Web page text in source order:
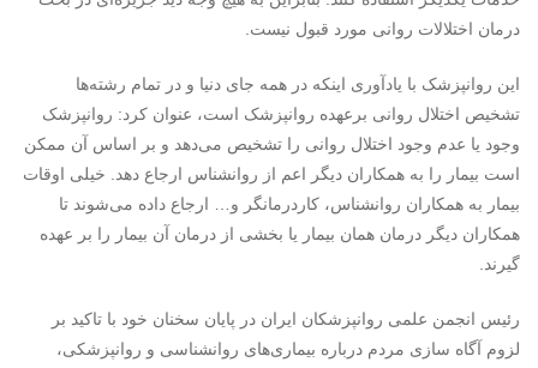
درمان اختلالات روانی مورد قبول نیست.
این روانپزشک با یادآوری اینکه در همه جای دنیا و در تمام رشته‌ها
تشخیص اختلال روانی برعهده روانپزشک است، عنوان کرد: روانپزشک
وجود یا عدم وجود اختلال روانی را تشخیص می‌دهد و بر اساس آن ممکن
است بیمار را به همکاران دیگر اعم از روانشناس ارجاع دهد. خیلی اوقات
بیمار به همکاران روانشناس، کاردرمانگر و… ارجاع داده می‌شوند تا
همکاران دیگر درمان همان بیمار یا بخشی از درمان آن بیمار را بر عهده
گیرند.
رئیس انجمن علمی روانپزشکان ایران در پایان سخنان خود با تاکید بر
لزوم آگاه سازی مردم درباره بیماری‌های روانشناسی و روانپزشکی،